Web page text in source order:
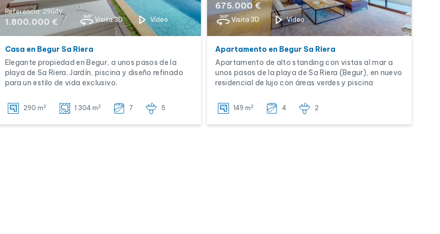
Referencia: 2984V
1.800.000 € Visita 3D Vídeo
Casa en Begur Sa Riera
Elegante propiedad en Begur, a unos pasos de la
playa de Sa Riera. Jardín, piscina y diseño refinado
para un estilo de vida exclusivo.
290 m2 1.304 m2 7 5
675.000 €
Visita 3D Vídeo
Apartamento en Begur Sa Riera
Apartamento de alto standing con vistas al mar a
unos pasos de la playa de Sa Riera (Begur), en nuevo
residencial de lujo con áreas verdes y piscina
149 m2 4 2